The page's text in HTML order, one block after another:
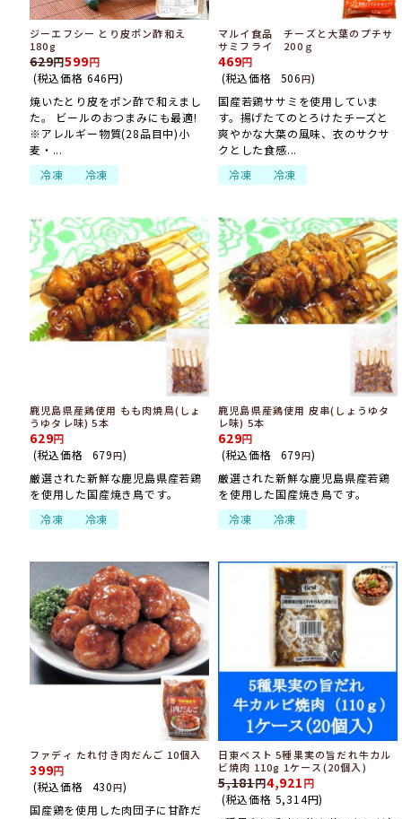
ジーエフシー とり皮ポン酢和え
180g
629 599
(税込価格 646円)
焼いたとり皮をポン酢で和えまし
た。 ビールのおつまみにも最適!
※アレルギー物質(28品目中)小
麦・...
冷凍
冷凍
マルイ食品 チーズと大葉のプチサ
サミフライ 200ｇ
469
(税込価格 506円)
国産若鶏ササミを使用していま
す。揚げたてのとろけたチーズと
爽やかな大葉の風味、衣のサクサ
クとした食感...
冷凍
冷凍
鹿児島県産鶏使用 もも肉焼鳥(しょ
うゆタレ味) 5本
629
(税込価格 679円)
厳選された新鮮な鹿児島県産若鶏
を使用した国産焼き鳥です。
冷凍
冷凍
鹿児島県産鶏使用 皮串(しょうゆタ
レ味) 5本
629
(税込価格 679円)
厳選された新鮮な鹿児島県産若鶏
を使用した国産焼き鳥です。
冷凍
冷凍
ファディ たれ付き肉だんご 10個入
399
(税込価格 430円)
国産鶏を使用した肉団子に甘酢だ
日東ベスト 5種果実の旨だれ牛カル
ビ焼肉 110g 1ケース(20個入)
5,181 4,921
(税込価格 5,314円)